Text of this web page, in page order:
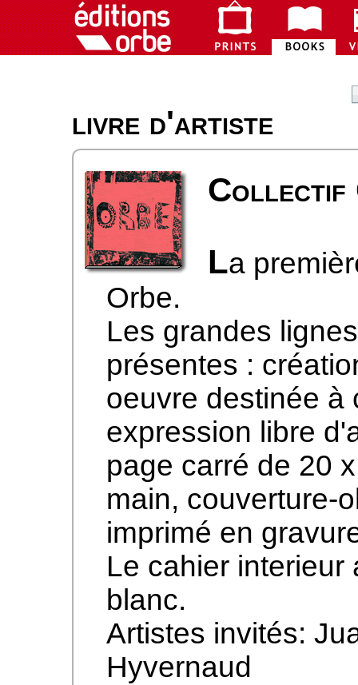
livre d'artiste
Collectif
La
Orbe.
Les grandes
présentes :
oeuvre destinée à
expression libre
page carré de 20
main, couverture-
imprimé en
Le cahier interieur
blanc.
Artistes invités:
Hyvernaud